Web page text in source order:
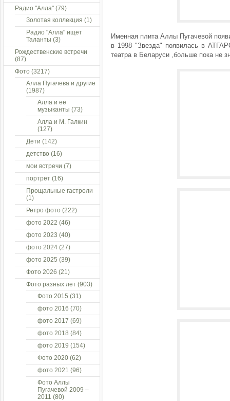
Именная плита Аллы Пугачевой
в 1998 "Звезда" появилась в
театра в Беларуси ,больше пока не
Радио "Алла" (79)
Золотая коллекция (1)
Радио "Алла" ищет
Таланты (3)
Рождественские встречи
(87)
Фото (3217)
Алла Пугачева и другие
(1987)
Алла и ее
музыканты (73)
Алла и М. Галкин
(127)
Дети (142)
детство (16)
мои встречи (7)
портрет (16)
Прощальные гастроли
(1)
Ретро фото (222)
фото 2022 (46)
фото 2023 (40)
фото 2024 (27)
фото 2025 (39)
Фото 2026 (21)
Фото разных лет (903)
Фото 2015 (31)
фото 2016 (70)
фото 2017 (69)
фото 2018 (84)
фото 2019 (154)
Фото 2020 (62)
фото 2021 (96)
Фото Аллы
Пугачевой 2009 –
2011 (80)